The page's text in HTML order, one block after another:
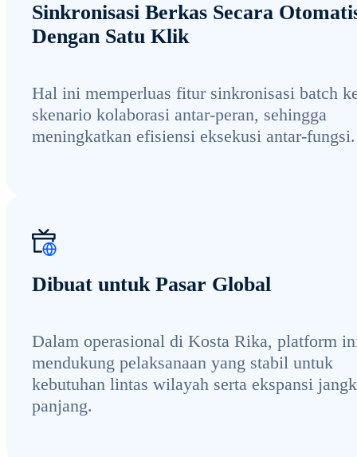
Sinkronisasi Berkas Secara
Dengan Satu Klik
Hal ini memperluas fitur sinkronisasi batch
skenario kolaborasi antar-peran, sehingga
meningkatkan efisiensi eksekusi antar-fungsi.
Dibuat untuk Pasar Global
Dalam operasional di Kosta Rika, platform
mendukung pelaksanaan yang stabil untuk
kebutuhan lintas wilayah serta ekspansi
panjang.